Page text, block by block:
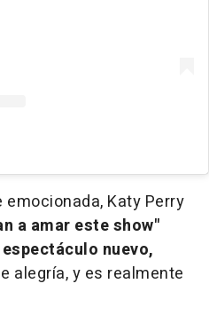
Katy Perry
a amar este show"
nuevo,
alegría, y es realmente